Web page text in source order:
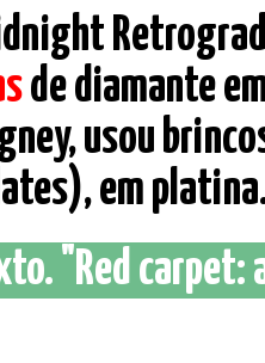
de diamante
usou
em
"Red